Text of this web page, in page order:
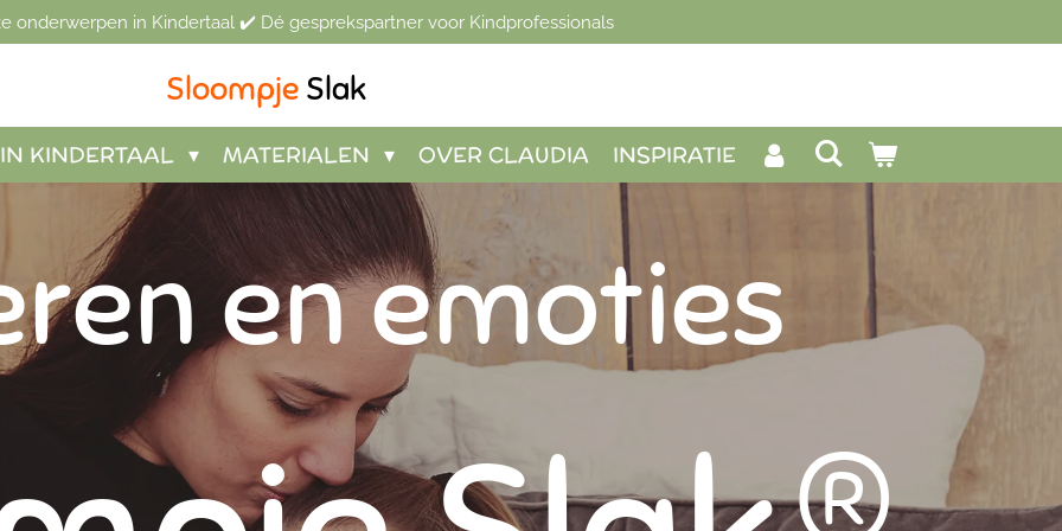
onderwerpen in Kindertaal ✔️ Dé gesprekspartner voor Kindprofessionals
Sloompje Slak
KINDERTAAL MATERIALEN OVER CLAUDIA INSPIRATIE
en emoties